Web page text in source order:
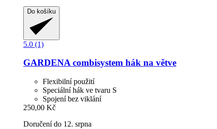
Do košíku
5.0 (1)
GARDENAcombisystem hák na větve
Flexibilní použití
Speciální hák ve tvaru S
Spojení bez viklání
250,00 Kč
Doručení do 12. srpna